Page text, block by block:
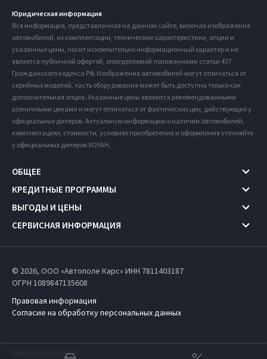
Юридическая информация
Вся информация, представленная на данном сайте, включая изображения
автомобилей, их комплектации, технические характеристики, опции и
указанные цены, носит исключительно информационный характер и не
является публичной офертой, определяемой положениями статьи 437
Гражданского кодекса РФ. Изображения автомобилей могут отличаться от
серийных моделей, часть оборудования может быть доступна только как
дополнительная опция. Указанные цены являются рекомендованными
розничными ценами и могут отличаться от фактических цен, действующих у
официальных дилеров. Актуальную информацию о наличии автомобилей,
комплектациях, стоимости, условиях приобретения и оформления уточняйте
у официальных дилеров VOYAH.
ОБЩЕЕ
КРЕДИТНЫЕ ПРОГРАММЫ
ВЫГОДЫ И ЦЕНЫ
СЕРВИСНАЯ ИНФОРМАЦИЯ
© 2026, ООО «Автополе Карс» ИНН 7811403187
ОГРН 1089847135608
Правовая информация
Согласие на обработку персональных данных
Работает на технологиях